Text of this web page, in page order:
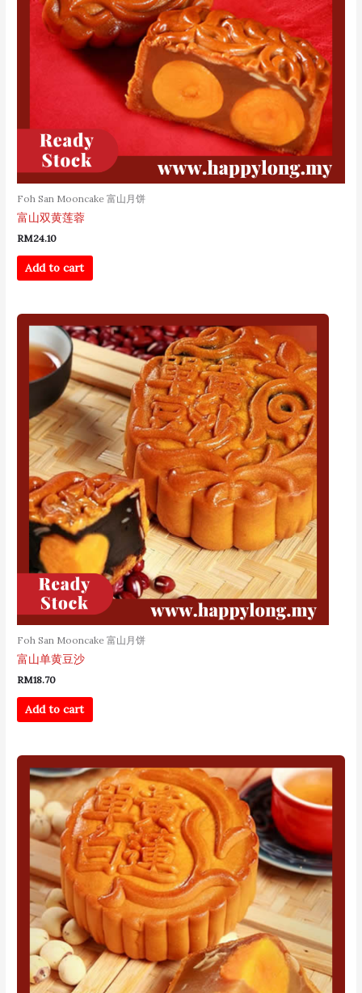
Foh San Mooncake 富山月饼
富山双黄莲蓉
RM24.10
Add to cart
Foh San Mooncake 富山月饼
富山单黄豆沙
RM18.70
Add to cart